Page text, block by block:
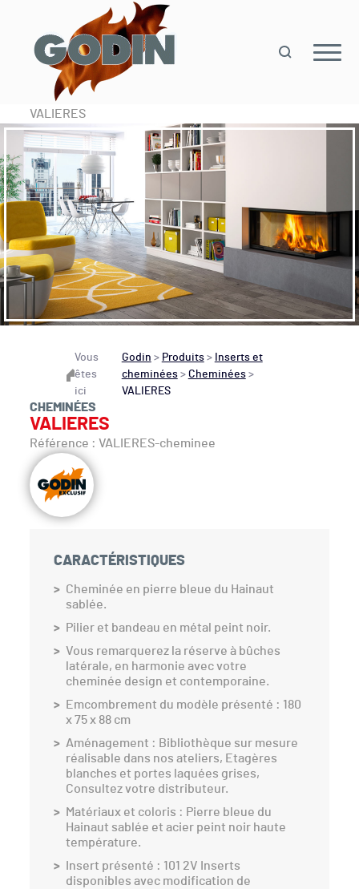
VALIERES
Vous
êtes
ici
Godin > Produits> Inserts et
cheminées> Cheminées>
VALIERES
CHEMINÉES
VALIERES
Référence : VALIERES-cheminee
CARACTÉRISTIQUES
Cheminée en pierre bleue du Hainaut
sablée.
Pilier et bandeau en métal peint noir.
Vous remarquerez la réserve à bûches
latérale, en harmonie avec votre
cheminée design et contemporaine.
Emcombrement du modèle présenté : 180
x 75 x 88 cm
Aménagement : Bibliothèque sur mesure
réalisable dans nos ateliers, Etagères
blanches et portes laquées grises,
Consultez votre distributeur.
Matériaux et coloris : Pierre bleue du
Hainaut sablée et acier peint noir haute
température.
Insert présenté : 101 2V Inserts
disponibles avec modification de